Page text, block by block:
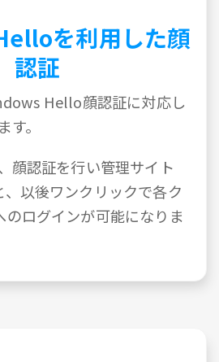
を利用した顔
認証
Hello顔認証に対応し
。
顔認証を行い管理サイト
、以後ワンクリックで各ク
のログインが可能になりま